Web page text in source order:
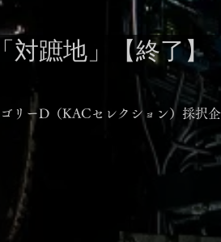
対蹠地」【終了】
リーD（KACセレクション）採択